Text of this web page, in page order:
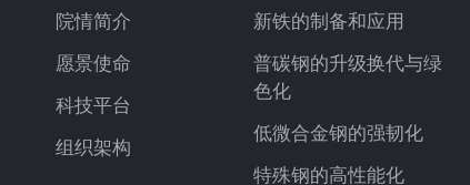
院情简介
愿景使命
科技平台
组织架构
新铁的制备和应用
普碳钢的升级换代与绿
色化
低微合金钢的强韧化
特殊钢的高性能化